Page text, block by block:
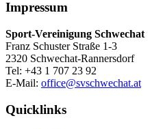
Impressum
Sport-Vereinigung Schwechat
Franz Schuster Straße 1-3
2320 Schwechat-Rannersdorf
Tel: +43 1 707 23 92
E-Mail: office@svschwechat.at
Quicklinks